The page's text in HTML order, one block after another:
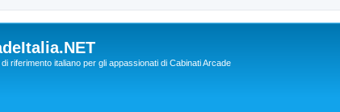
riferimento italiano per gli appassionati di Cabinati Arcade